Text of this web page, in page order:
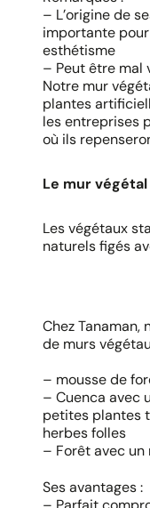
– L’origine de
importante
esthétisme
– Peut être mal
Notre mur
plantes
les entreprises
où ils
Le mur
Les végétaux
naturels figés
Chez Tanaman,
de murs
– mousse de
– Cuenca avec
petites plantes
herbes folles
– Forêt avec un
Ses avantages :